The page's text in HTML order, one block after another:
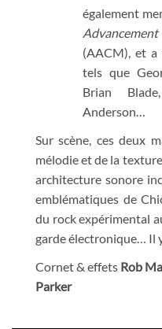
également
(AACM), et a
tels que
Brian
Anderson…
Sur scène, ces deux
mélodie et de la
architecture sonore
emblématiques de
du rock expérimental
garde électronique… Il y
Cornet & effets Rob
Parker